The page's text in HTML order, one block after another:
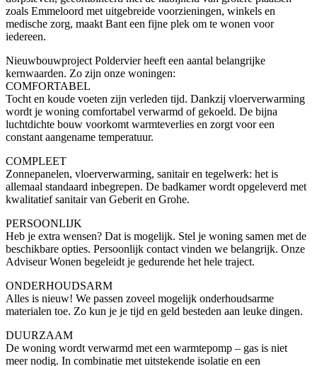
zoals Emmeloord met uitgebreide voorzieningen, winkels en
medische zorg, maakt Bant een fijne plek om te wonen voor
iedereen.
Nieuwbouwproject Poldervier heeft een aantal belangrijke
kernwaarden. Zo zijn onze woningen:
COMFORTABEL
Tocht en koude voeten zijn verleden tijd. Dankzij vloerverwarming
wordt je woning comfortabel verwarmd of gekoeld. De bijna
luchtdichte bouw voorkomt warmteverlies en zorgt voor een
constant aangename temperatuur.
COMPLEET
Zonnepanelen, vloerverwarming, sanitair en tegelwerk: het is
allemaal standaard inbegrepen. De badkamer wordt opgeleverd met
kwalitatief sanitair van Geberit en Grohe.
PERSOONLIJK
Heb je extra wensen? Dat is mogelijk. Stel je woning samen met de
beschikbare opties. Persoonlijk contact vinden we belangrijk. Onze
Adviseur Wonen begeleidt je gedurende het hele traject.
ONDERHOUDSARM
Alles is nieuw! We passen zoveel mogelijk onderhoudsarme
materialen toe. Zo kun je je tijd en geld besteden aan leuke dingen.
DUURZAAM
De woning wordt verwarmd met een warmtepomp – gas is niet
meer nodig. In combinatie met uitstekende isolatie en een